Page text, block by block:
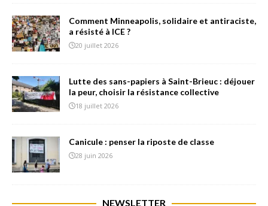
Comment Minneapolis, solidaire et antiraciste,
a résisté à ICE ?
20 juillet 2026
Lutte des sans-papiers à Saint-Brieuc : déjouer
la peur, choisir la résistance collective
18 juillet 2026
Canicule : penser la riposte de classe
28 juin 2026
NEWSLETTER